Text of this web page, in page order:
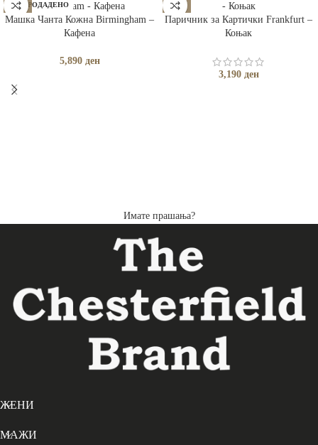
РАСПРОДАДЕНО
Машка Чанта Кожна Birmingham –
Кафена
5,890 ден
Паричник за Картички Frankfurt –
Коњак
3,190 ден
Имате прашања?
ЖЕНИ
МАЖИ